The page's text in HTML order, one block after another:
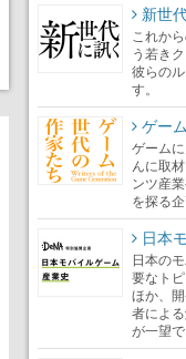
新世
これか
う若き
彼らの
す。
ゲー
ゲーム
んに取
ンツ産
を探る企
日本
日本の
要なト
ほか、
者によ
が一望